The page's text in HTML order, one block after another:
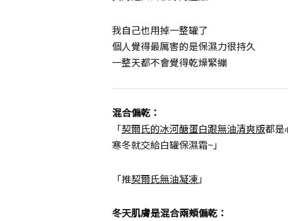
我自己也用掉一整罐了
個人覺得最厲害的是保濕力很持久
一整天都不會覺得乾燥緊繃
混合偏乾：
「契爾氏的冰河醣蛋白跟無油清爽版都是
寒冬就交給白罐保濕霜~」
「推契爾氏無油凝凍」
冬天肌膚是混合兩頰偏乾：